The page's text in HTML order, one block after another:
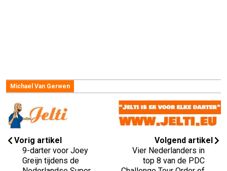
Michael Van Gerwen
Vorig artikel
9-darter voor Joey
Greijn tijdens de
Volgend artikel
Vier Nederlanders in
top 8 van de PDC